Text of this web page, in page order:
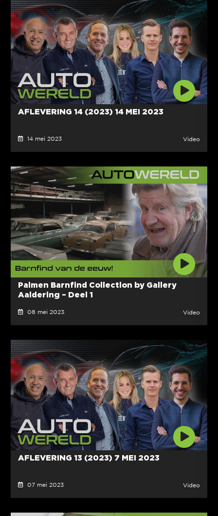
AFLEVERING 14 (2023) 14 MEI 2023
14 mei 2023 Video
Palmen Barnfind Collection by Gallery
Aaldering – Deel 1
08 mei 2023 Video
AFLEVERING 13 (2023) 7 MEI 2023
07 mei 2023 Video